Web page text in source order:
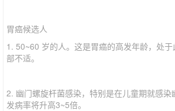
胃癌候选人
1. 50~60 岁的人。这是胃癌的高发年龄，处
部不适。
2. 幽门螺旋杆菌感染，特别是在儿童期就感
发病率将升高3~5倍。